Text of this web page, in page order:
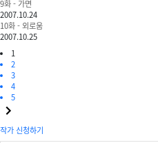
9화 - 가면
2007.10.24
10화 - 외로움
2007.10.25
1
2
3
4
5
작가 신청하기